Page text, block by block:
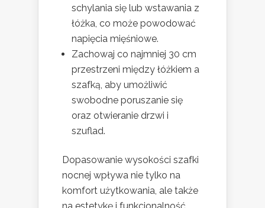
schylania się lub wstawania z
łóżka, co może powodować
napięcia mięśniowe.
Zachowaj co najmniej 30 cm
przestrzeni między łóżkiem a
szafką, aby umożliwić
swobodne poruszanie się
oraz otwieranie drzwi i
szuflad.
Dopasowanie wysokości szafki
nocnej wpływa nie tylko na
komfort użytkowania, ale także